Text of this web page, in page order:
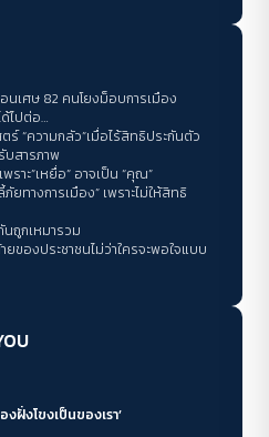
นเศษ 82 คนโยงม็อบการเมือง
ไปต่อ…
“ความกลัว”เมื่อไร้สิทธิประกันตัว
สารภาพ
าะ”เหยื่อ” อาจเป็น “คุณ”
เมือง” เพราะไม่ให้สิทธิ
นถูกเหมารวม
องประชาชนไม่ว่าใครจะพอใจแบบ
งฝั่งโขงเป็นของเรา’